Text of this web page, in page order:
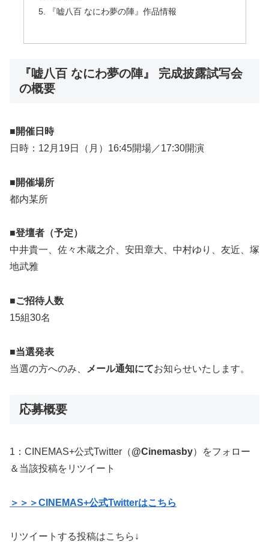
『嘘八百 なにわ夢の陣』作品情報
『嘘八百 なにわ夢の陣』 完成披露試写会
の概要
■開催日時
日時：12月19日（月）16:45開場／17:30開演
■開催場所
都内某所
■登壇者（予定）
中井貴一、佐々木蔵之介、安田章大、中村ゆり、友近、塚
地武雅
■ご招待人数
15組30名
■当選発表
当選の方へのみ、
メール通知にてお知らせいたします。
応募概要
1：CINEMAS+公式Twitter（@Cinemasby）をフォロー
＆当該投稿をリツイート
＞＞＞CINEMAS+公式Twitterはこちら
リツイートする投稿はこちら↓